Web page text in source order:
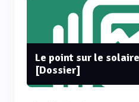
Le point sur le
[Dossier]